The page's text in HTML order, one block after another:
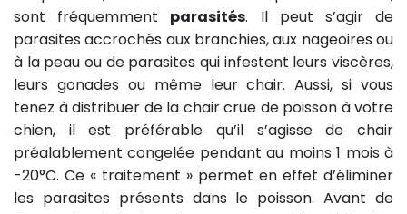
sont fréquemment parasités. Il peut s’agir de
parasites accrochés aux branchies, aux nageoires ou
à la peau ou de parasites qui infestent leurs viscères,
leurs gonades ou même leur chair. Aussi, si vous
tenez à distribuer de la chair crue de poisson à votre
chien, il est préférable qu’il s’agisse de chair
préalablement congelée pendant au moins 1 mois à
-20°C. Ce « traitement » permet en effet d’éliminer
les parasites présents dans le poisson. Avant de